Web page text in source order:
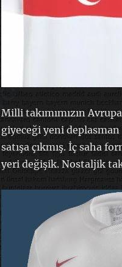
Milli takımımızın
giyeceği yeni deplasman
satışa çıkmış. İç saha
yeri değişik. Nostaljik